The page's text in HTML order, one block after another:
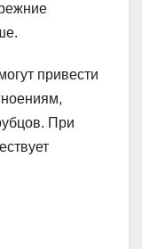
привести
При